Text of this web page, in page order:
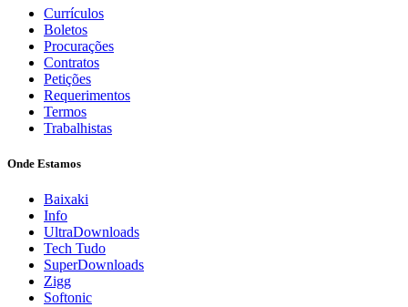
Currículos
Boletos
Procurações
Contratos
Petições
Requerimentos
Termos
Trabalhistas
Onde Estamos
Baixaki
Info
UltraDownloads
Tech Tudo
SuperDownloads
Zigg
Softonic